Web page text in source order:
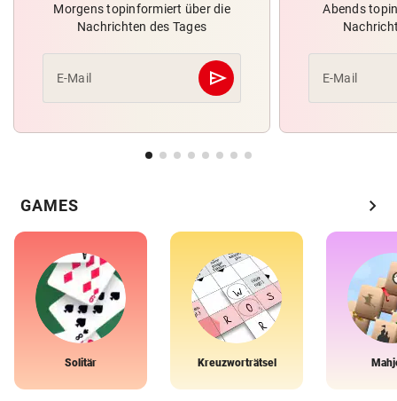
Morgens topinformiert über die
Nachrichten des Tages
E-Mail send
Abschicken
Abends
E-Mail
GAMES chevron_right
Solitär Kreuzworträtsel